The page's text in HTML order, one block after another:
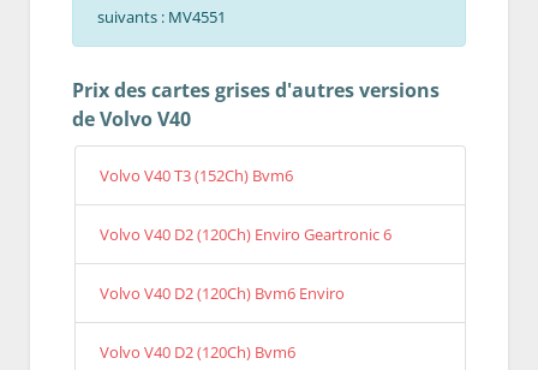
suivants : MV4551
Prix des cartes grises d'autres versions
de Volvo V40
Volvo V40 T3 (152Ch) Bvm6
Volvo V40 D2 (120Ch) Enviro Geartronic 6
Volvo V40 D2 (120Ch) Bvm6 Enviro
Volvo V40 D2 (120Ch) Bvm6